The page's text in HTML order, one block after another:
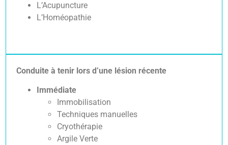
L’Acupuncture
L’Homéopathie
Conduite à tenir lors d’une lésion récente
Immédiate
Immobilisation
Techniques manuelles
Cryothérapie
Argile Verte